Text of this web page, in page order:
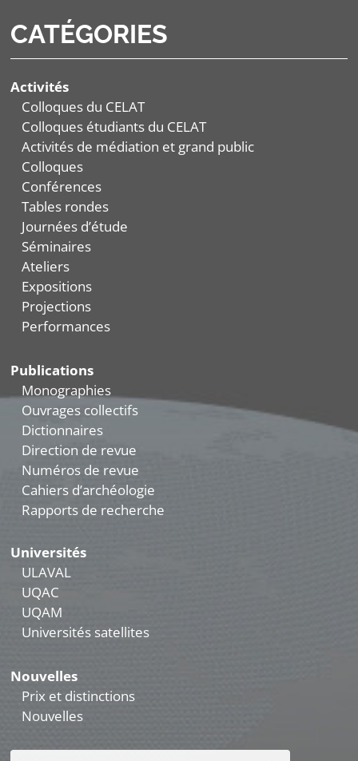
CATÉGORIES
Activités
Colloques du CELAT
Colloques étudiants du CELAT
Activités de médiation et grand public
Colloques
Conférences
Tables rondes
Journées d’étude
Séminaires
Ateliers
Expositions
Projections
Performances
Publications
Monographies
Ouvrages collectifs
Dictionnaires
Direction de revue
Numéros de revue
Cahiers d’archéologie
Rapports de recherche
Universités
ULAVAL
UQAC
UQAM
Universités satellites
Nouvelles
Prix et distinctions
Nouvelles